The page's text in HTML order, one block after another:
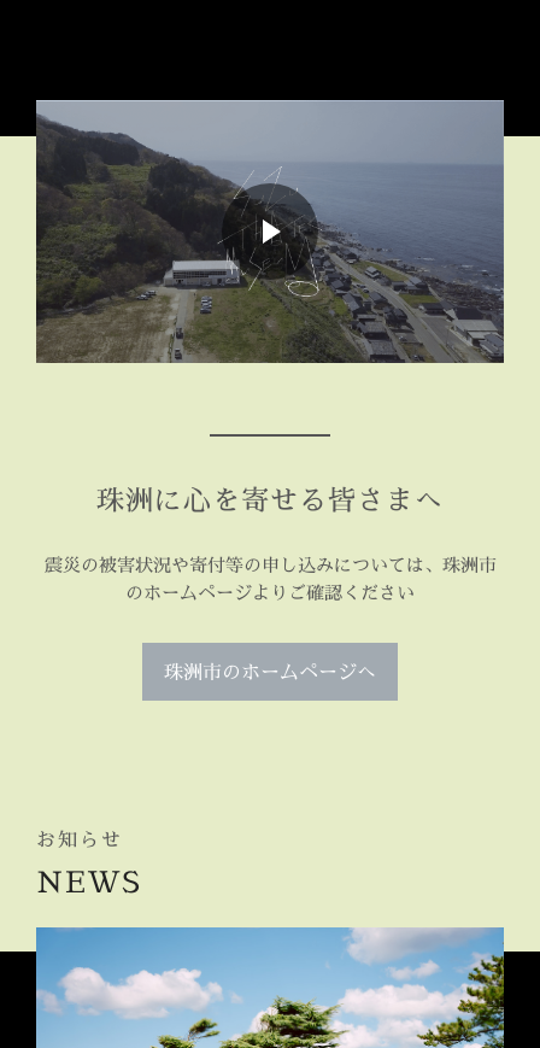
珠洲に心を寄せる皆さまへ
震災の被害状況や寄付等の申し込みについては、珠洲市
のホームページよりご確認ください
珠洲市のホームページへ
お知らせ
NEWS